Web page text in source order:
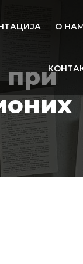
О
при